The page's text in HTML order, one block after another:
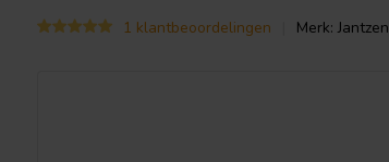
1 klantbeoordelingen Merk: